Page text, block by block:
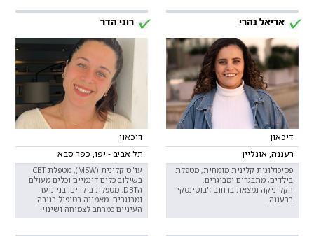
אריאל נהרי
דיכאון
רעננה, אונליין
פסיכולוגית קלינית מומחית, מטפלת
בילדים, מתבגרים ומבוגרים.
הקליניקה נמצאת ברחוב ז'בוטינסקי
ברעננה.
רוני הדר
דיכאון
תל אביב - יפו, כפר סבא
עו"ס קלינית (MSW), מטפלת CBT
בשילוב כלים דינמיים וכלים מעולם
הDBT. מטפלת בילדים, בני נוער
ומבוגרים. מאמינה בטיפול בגובה
העיניים כמרחב לצמיחה ושינוי.